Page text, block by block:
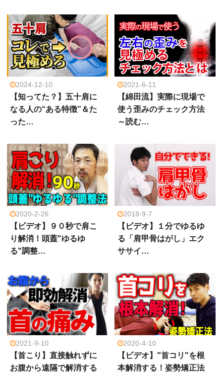
2024-12-10
【知ってた？】五十肩に
なる人の“ある特徴”＆た
った…
2021-6-11
【綿田流】実際に現場で
使う歪みのチェック方法
～読む…
2020-2-26
【ビデオ】９０秒で肩こ
り解消！頭蓋"ゆるゆ
る"調整…
2018-9-7
【ビデオ】１分でゆるゆ
る「肩甲骨はがし」エク
ササイ…
2021-9-10
【首こり】直接触れずに
お腹から遠隔で解消する
2020-4-10
【ビデオ】"首コリ"を根
本解消する！姿勢矯正法